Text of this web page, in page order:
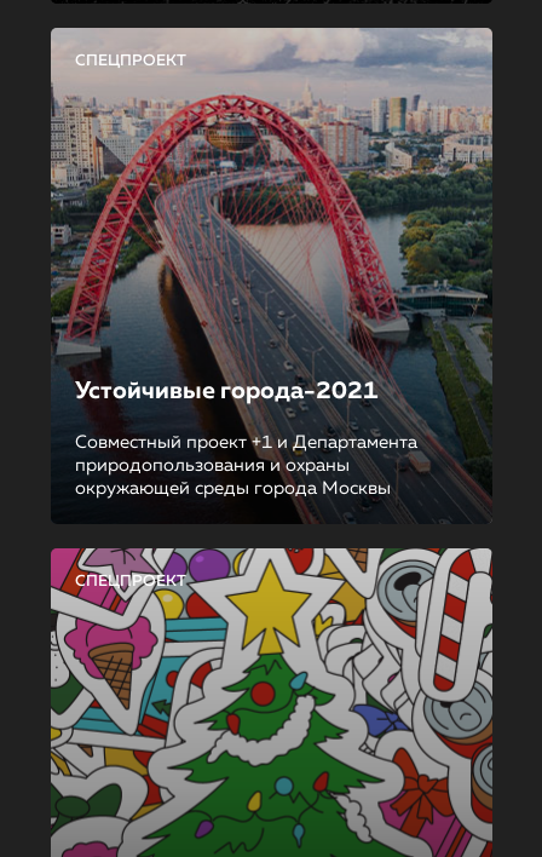
СПЕЦПРОЕКТ
Устойчивые города-2021
Совместный проект +1 и Департамента
природопользования и охраны
окружающей среды города Москвы
СПЕЦПРОЕКТ